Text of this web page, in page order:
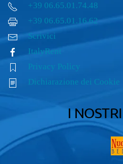
+39 06.65.01.74.48
+39 06.65.01.16.62
Scrivici
ItalyRent
Privacy Policy
Dichiarazione dei Cookie
I